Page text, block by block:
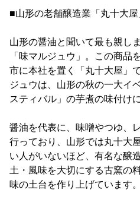
■山形の老舗醸造業「丸十大屋
山形の醤油と聞いて最も親し
「味マルジュウ」。この商品
市に本社を置く「丸十大屋」
ジュウは、山形の秋の一大イ
スティバル」の芋煮の味付け
醤油を代表に、味噌やつゆ、
行っており、山形では丸十大
い人がいないほど、有名な醸
土・風味を大切にする古窯の
味の土台を作り上げています。